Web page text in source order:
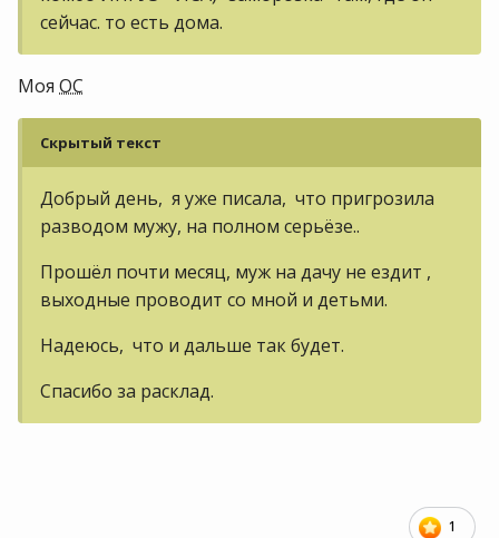
сейчас. то есть дома.
Моя ОС
Скрытый текст
Добрый день, я уже писала, что пригрозила
разводом мужу, на полном серьёзе..
Прошёл почти месяц, муж на дачу не ездит ,
выходные проводит со мной и детьми.
Надеюсь, что и дальше так будет.
Спасибо за расклад.
1